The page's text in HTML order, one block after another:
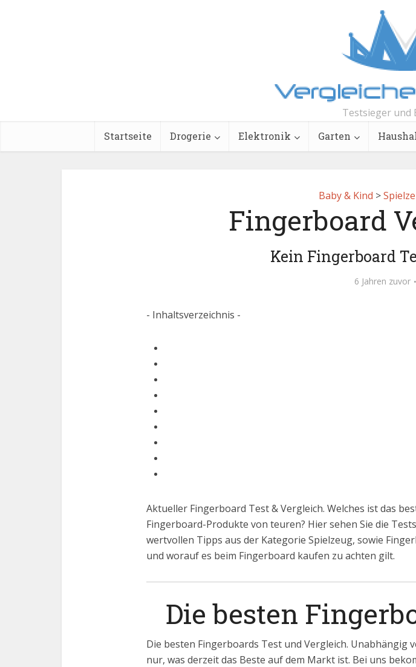
Testsieger und
Startseite Drogerie Elektronik Garten
Baby & Kind >
Fingerboard
Kein Fingerboard
6 Jahren zuvor
- Inhaltsverzeichnis -
Aktueller Fingerboard Test & Vergleich. Welches ist das
Fingerboard-Produkte von teuren? Hier sehen Sie die
wertvollen Tipps aus der Kategorie Spielzeug, sowie
und worauf es beim Fingerboard kaufen zu achten gilt.
Die besten
Die besten Fingerboards Test und Vergleich. Unabhängig
nur, was derzeit das Beste auf dem Markt ist. Bei uns